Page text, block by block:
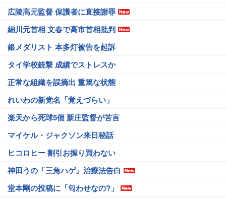
広陵高元監督 保護者に直接謝罪
細川元首相 文春で高市首相批判
銀メダリスト 本多灯被告を起訴
タイ学校銃撃 成績でストレスか
正常な組織を誤摘出 重篤な状態
れいわの新党名「覚えづらい」
楽天から死球5個 新庄監督が苦言
マイケル・ジャクソン来日秘話
ヒコロヒー 割引お握り買わない
神田うの「三角ハゲ」治療法告白
堂本剛の投稿に「匂わせなの?」